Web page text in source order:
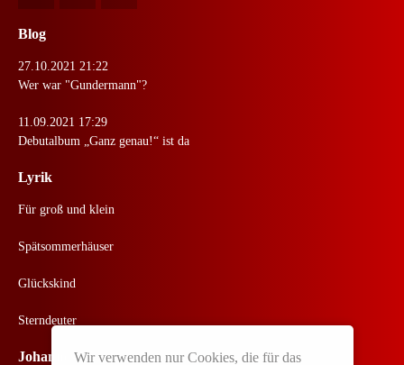
Blog
27.10.2021 21:22
Wer war "Gundermann"?
11.09.2021 17:29
Debutalbum „Ganz genau!“ ist da
Lyrik
Für groß und klein
Spätsommerhäuser
Glückskind
Sterndeuter
Johannes LiveWir verwenden nur Cookies, die für das